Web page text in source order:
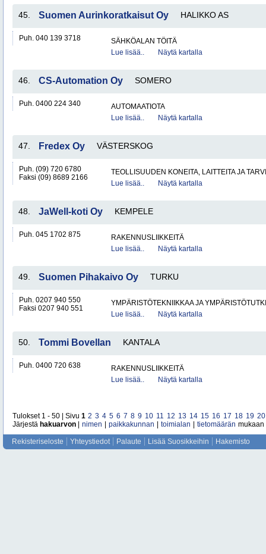
45. Suomen Aurinkoratkaisut Oy HALIKKO AS
Puh. 040 139 3718
SÄHKÖALAN TÖITÄ
Lue lisää..
Näytä kartalla
46. CS-Automation Oy SOMERO
Puh. 0400 224 340
AUTOMAATIOTA
Lue lisää..
Näytä kartalla
47. Fredex Oy VÄSTERSKOG
Puh. (09) 720 6780
Faksi (09) 8689 2166
TEOLLISUUDEN KONEITA, LAITTEITA JA
Lue lisää..
Näytä kartalla
48. JaWell-koti Oy KEMPELE
Puh. 045 1702 875
RAKENNUSLIIKKEITÄ
Lue lisää..
Näytä kartalla
49. Suomen Pihakaivo Oy TURKU
Puh. 0207 940 550
Faksi 0207 940 551
YMPÄRISTÖTEKNIIKKAA JA
Lue lisää..
Näytä kartalla
50. Tommi Bovellan KANTALA
Puh. 0400 720 638
RAKENNUSLIIKKEITÄ
Lue lisää..
Näytä kartalla
Tulokset 1 - 50 | Sivu 1 2 3 4 5 6 7 8 9 10 11 12 13 14 15 16 17 18 19 20
Järjestä hakuarvon nimen paikkakunnan toimialan tietomäärän mukaan
Rekisteriseloste Yhteystiedot Palaute Lisää Suosikkeihin Hakemisto